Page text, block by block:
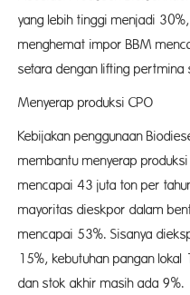
yang lebih tinggi menjadi
menghemat impor BBM
setara dengan lifting
Menyerap produksi CPO
Kebijakan penggunaan
membantu menyerap
mencapai 43 juta ton per
mayoritas dieskpor dalam
mencapai 53%. Sisanya
15%, kebutuhan pangan
dan stok akhir masih ada 9%.